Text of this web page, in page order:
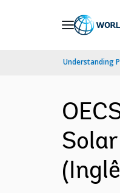
Understanding